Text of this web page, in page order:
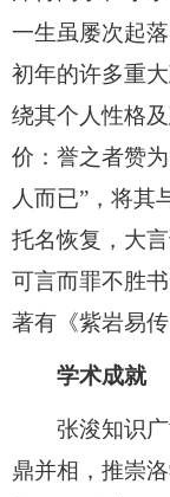
一生虽屡次起
初年的许多重
绕其个人性格
价：誉之者赞
人而已”，将其
托名恢复，大
可言而罪不胜
著有《紫岩易
学术成就
张浚知识广
鼎并相，推崇